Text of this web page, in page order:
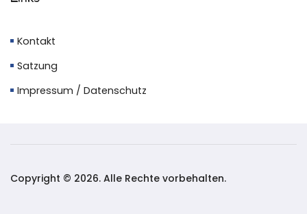
Kontakt
Satzung
Impressum / Datenschutz
Copyright © 2026. Alle Rechte vorbehalten.